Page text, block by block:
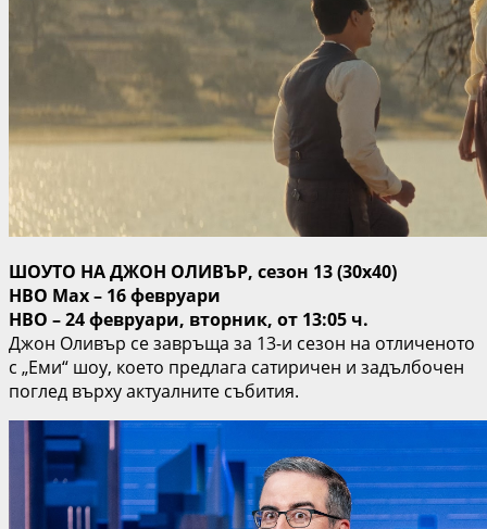
ШОУТО НА ДЖОН ОЛИВЪР, сезон 13 (30х40)
HBO Max – 16 февруари
HBO – 24 февруари, вторник, от 13:05 ч.
Джон Оливър се завръща за 13-и сезон на отличеното
с „Еми“ шоу, което предлага сатиричен и задълбочен
поглед върху актуалните събития.